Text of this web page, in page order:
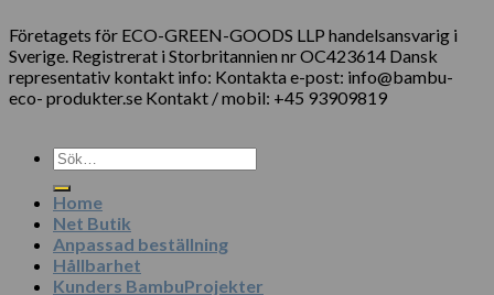
Företagets för ECO-GREEN-GOODS LLP handelsansvarig i
Sverige. Registrerat i Storbritannien nr OC423614 Dansk
representativ kontakt info: Kontakta e-post: info@bambu-
eco- produkter.se Kontakt / mobil: +45 93909819
Sök
efter:
Home
Net Butik
Anpassad beställning
Hållbarhet
Kunders BambuProjekter